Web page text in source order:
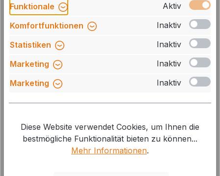
Stck Zum Merkzettel hinzufügen
Artikelnummer:
Beschreibung
Die Komponente unterstützt die zuverlässige Funktion
der Heizanlage und eignet sich für Wartung oder
Reparatur. Die AusführuMehr
Funktionale
Aktiv
Komfortfunktionen
Inaktiv
Statistiken
Inaktiv
Marketing
Inaktiv
Marketing
Inaktiv
Diese Website verwendet Cookies, um Ihnen die
bestmögliche Funktionalität bieten zu können...
Mehr Informationen.